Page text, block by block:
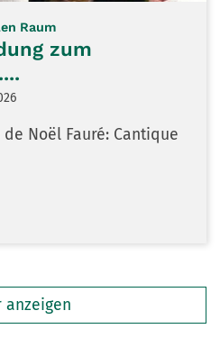
Raum
zum
Noël Fauré: Cantique
anzeigen